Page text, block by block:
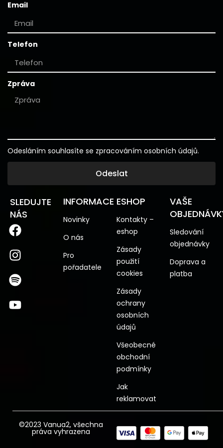
Email
Telefon
Zpráva
Odesláním souhlasíte se zpracováním osobních údajů.
Odeslat
SLEDUJTE
NÁS
INFORMACE
Novinky
O nás
Pro
pořadatele
ESHOP
Kontakty –
eshop
Zásady
použití
cookies
Zásady
ochrany
osobních
údajů
Všeobecné
obchodní
podmínky
Jak
reklamovat
VAŠE
Sledování
objednávky
Doprava a
platba
©2023 Vanua2, všechna
práva vyhrazena